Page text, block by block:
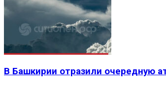
В Башкирии отразили очередную